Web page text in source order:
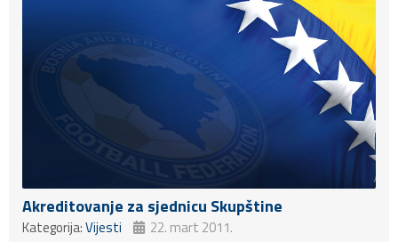
Akreditovanje za sjednicu Skupštine
Kategorija:Vijesti
22. mart 2011.